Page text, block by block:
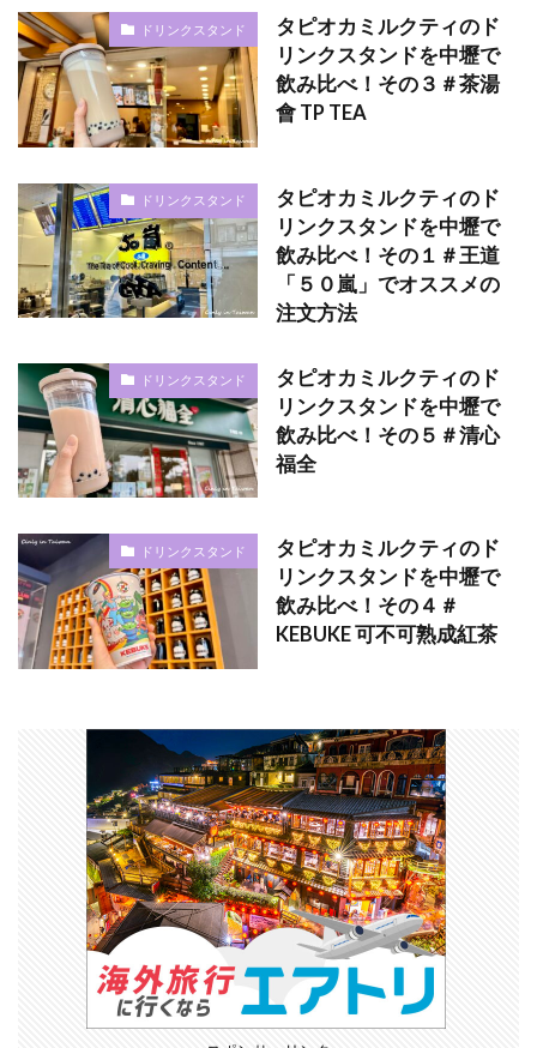
ドリンクスタンド
タピオカミルクティのド
リンクスタンドを中壢で
飲み比べ！その３＃茶湯
會 TP TEA
ドリンクスタンド
タピオカミルクティのド
リンクスタンドを中壢で
飲み比べ！その１＃王道
「５０嵐」でオススメの
注文方法
ドリンクスタンド
タピオカミルクティのド
リンクスタンドを中壢で
飲み比べ！その５＃清心
福全
ドリンクスタンド
タピオカミルクティのド
リンクスタンドを中壢で
飲み比べ！その４＃
KEBUKE 可不可熟成紅茶